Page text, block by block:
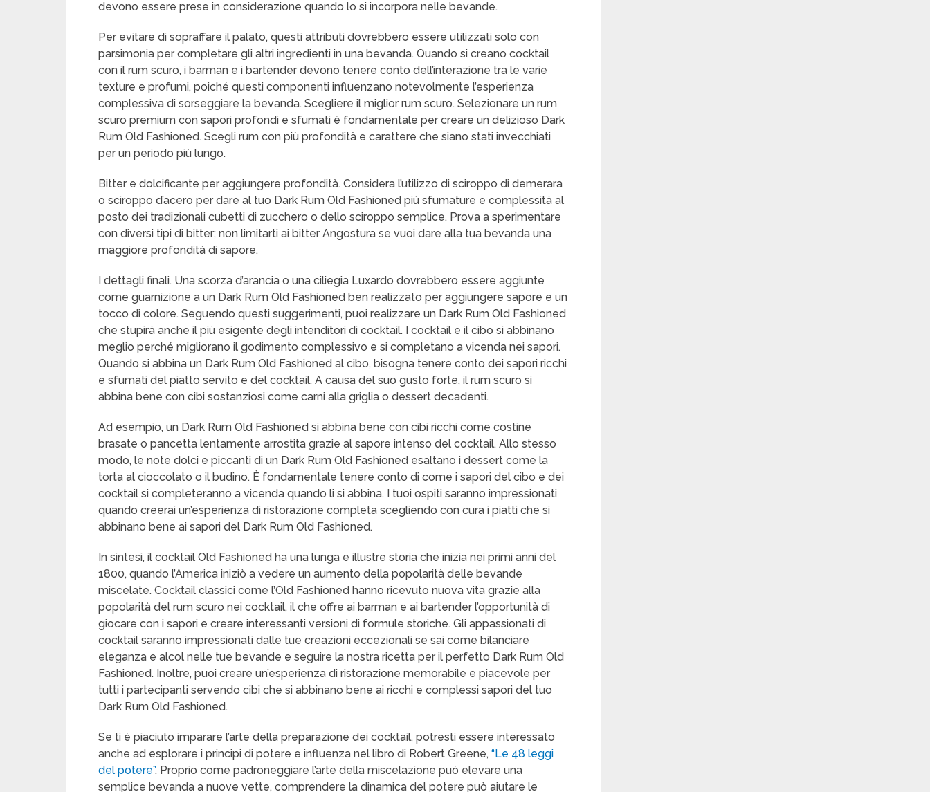
devono essere prese in considerazione quando lo si incorpora nelle bevande.
Per evitare di sopraffare il palato, questi attributi dovrebbero essere utilizzati solo con
parsimonia per completare gli altri ingredienti in una bevanda. Quando si creano cocktail
con il rum scuro, i barman e i bartender devono tenere conto dell’interazione tra le varie
texture e profumi, poiché questi componenti influenzano notevolmente l’esperienza
complessiva di sorseggiare la bevanda. Scegliere il miglior rum scuro. Selezionare un rum
scuro premium con sapori profondi e sfumati è fondamentale per creare un delizioso Dark
Rum Old Fashioned. Scegli rum con più profondità e carattere che siano stati invecchiati
per un periodo più lungo.
Bitter e dolcificante per aggiungere profondità. Considera l’utilizzo di sciroppo di demerara
o sciroppo d’acero per dare al tuo Dark Rum Old Fashioned più sfumature e complessità al
posto dei tradizionali cubetti di zucchero o dello sciroppo semplice. Prova a sperimentare
con diversi tipi di bitter; non limitarti ai bitter Angostura se vuoi dare alla tua bevanda una
maggiore profondità di sapore.
I dettagli finali. Una scorza d’arancia o una ciliegia Luxardo dovrebbero essere aggiunte
come guarnizione a un Dark Rum Old Fashioned ben realizzato per aggiungere sapore e un
tocco di colore. Seguendo questi suggerimenti, puoi realizzare un Dark Rum Old Fashioned
che stupirà anche il più esigente degli intenditori di cocktail. I cocktail e il cibo si abbinano
meglio perché migliorano il godimento complessivo e si completano a vicenda nei sapori.
Quando si abbina un Dark Rum Old Fashioned al cibo, bisogna tenere conto dei sapori ricchi
e sfumati del piatto servito e del cocktail. A causa del suo gusto forte, il rum scuro si
abbina bene con cibi sostanziosi come carni alla griglia o dessert decadenti.
Ad esempio, un Dark Rum Old Fashioned si abbina bene con cibi ricchi come costine
brasate o pancetta lentamente arrostita grazie al sapore intenso del cocktail. Allo stesso
modo, le note dolci e piccanti di un Dark Rum Old Fashioned esaltano i dessert come la
torta al cioccolato o il budino. È fondamentale tenere conto di come i sapori del cibo e dei
cocktail si completeranno a vicenda quando li si abbina. I tuoi ospiti saranno impressionati
quando creerai un’esperienza di ristorazione completa scegliendo con cura i piatti che si
abbinano bene ai sapori del Dark Rum Old Fashioned.
In sintesi, il cocktail Old Fashioned ha una lunga e illustre storia che inizia nei primi anni del
1800, quando l’America iniziò a vedere un aumento della popolarità delle bevande
miscelate. Cocktail classici come l’Old Fashioned hanno ricevuto nuova vita grazie alla
popolarità del rum scuro nei cocktail, il che offre ai barman e ai bartender l’opportunità di
giocare con i sapori e creare interessanti versioni di formule storiche. Gli appassionati di
cocktail saranno impressionati dalle tue creazioni eccezionali se sai come bilanciare
eleganza e alcol nelle tue bevande e seguire la nostra ricetta per il perfetto Dark Rum Old
Fashioned. Inoltre, puoi creare un’esperienza di ristorazione memorabile e piacevole per
tutti i partecipanti servendo cibi che si abbinano bene ai ricchi e complessi sapori del tuo
Dark Rum Old Fashioned.
Se ti è piaciuto imparare l’arte della preparazione dei cocktail, potresti essere interessato
anche ad esplorare i principi di potere e influenza nel libro di Robert Greene, “Le 48 leggi
del potere”. Proprio come padroneggiare l’arte della miscelazione può elevare una
semplice bevanda a nuove vette, comprendere la dinamica del potere può aiutare le